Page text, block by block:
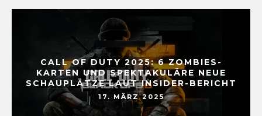
CALL OF DUTY 2025: 6 ZOMBIES-
KARTEN UND SPEKTAKULÄRE NEUE
SCHAUPLÄTZE LAUT INSIDER-BERICHT
17. MÄRZ 2025